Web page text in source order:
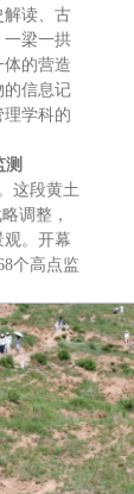
解读、古
一梁一拱
的营造
的信息记
学科的
测
这段黄土
调整，
。开幕
个高点监